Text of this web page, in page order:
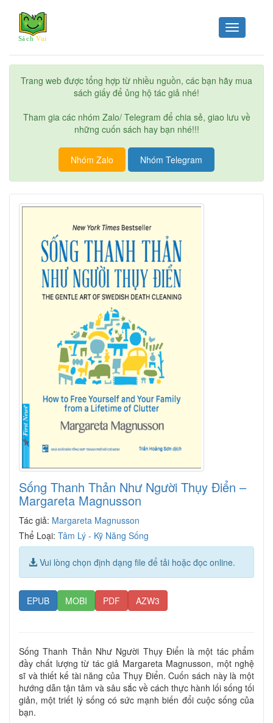
Toggle
navigation
Trang web được tổng hợp từ nhiều nguồn, các bạn hãy mua
sách giấy để ủng hộ tác giả nhé!
Tham gia các nhóm Zalo/ Telegram để chia sẻ, giao lưu về
những cuốn sách hay bạn nhé!!!
Nhóm Zalo Nhóm Telegram
Sống Thanh Thản Như Người Thụy Điển –
Margareta Magnusson
Tác giả: Margareta Magnusson
Thể Loại: Tâm Lý - Kỹ Năng Sống
Vui lòng chọn định dạng file để tải hoặc đọc online.
EPUB MOBI PDF AZW3
Sống Thanh Thản Như Người Thụy Điển là một tác phẩm
đầy chất lượng từ tác giả Margareta Magnusson, một nghệ
sĩ và thiết kế tài năng của Thụy Điển. Cuốn sách này là một
hướng dẫn tận tâm và sâu sắc về cách thực hành lối sống tối
giản, một triết lý sống có sức mạnh biến đổi cuộc sống của
bạn.